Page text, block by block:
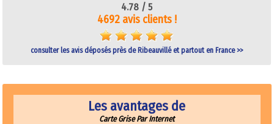
4.78 /5
4692 avis clients !
consulter les avis déposés près de Ribeauvillé et partout en France >>
Les avantages de
Carte Grise Par Internet